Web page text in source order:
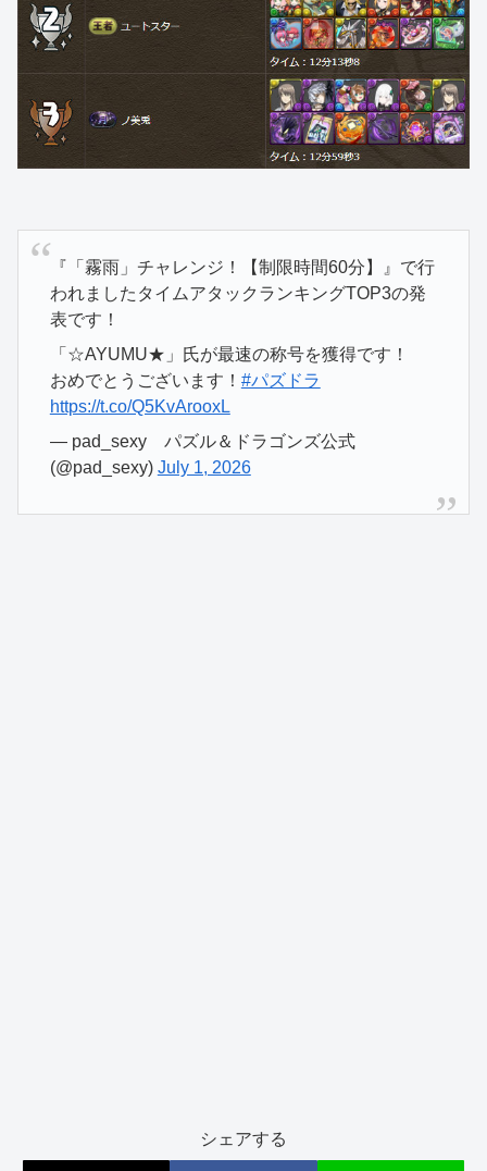
『「霧雨」チャレンジ！【制限時間60分】』で行
われましたタイムアタックランキングTOP3の発
表です！
「☆AYUMU★」氏が最速の称号を獲得です！
おめでとうございます！ #パズドラ
https://t.co/Q5KvArooxL
— pad_sexy パズル＆ドラゴンズ公式
(@pad_sexy) July 1, 2026
シェアする